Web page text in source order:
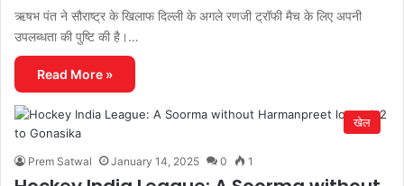
ऋषभ पंत ने सौराष्ट्र के खिलाफ दिल्ली के अगले रणजी ट्रॉफी मैच के लिए अपनी
उपलब्धता की पुष्टि की है।…
Read More »
खेल
Prem Satwal January 14, 2025 0 1